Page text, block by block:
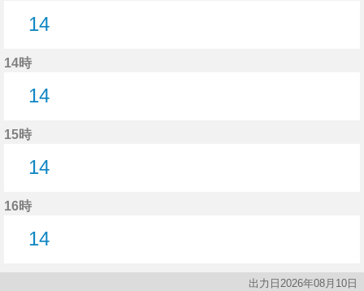
14
14時
14
15時
14
16時
14
出力日2026年08月10日